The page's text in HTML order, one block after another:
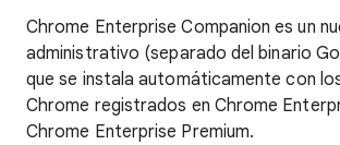
Chrome Enterprise Companion es un
administrativo (separado del binario
que se instala automáticamente con
Chrome registrados en Chrome
Chrome Enterprise Premium.